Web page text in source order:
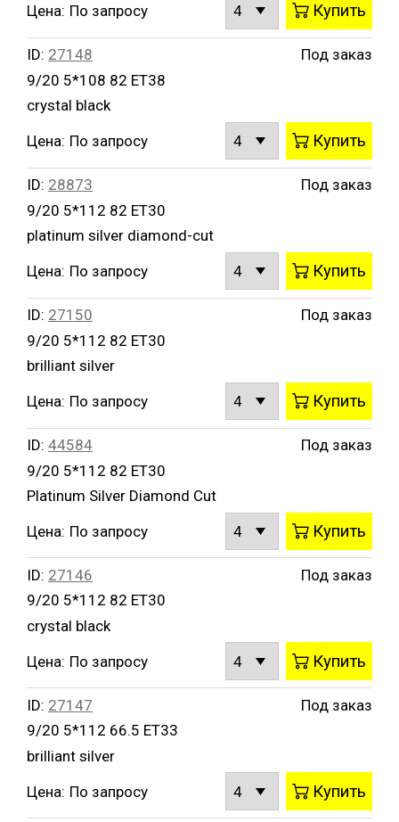
Цена: По запросу Купить
ID: 27148
9/20 5*108 82 ET38
crystal black
Под заказ
Цена: По запросу Купить
ID: 28873
9/20 5*112 82 ET30
platinum silver diamond-cut
Под заказ
Цена: По запросу Купить
ID: 27150
9/20 5*112 82 ET30
brilliant silver
Под заказ
Цена: По запросу Купить
ID: 44584
9/20 5*112 82 ET30
Platinum Silver Diamond Cut
Под заказ
Цена: По запросу Купить
ID: 27146
9/20 5*112 82 ET30
crystal black
Под заказ
Цена: По запросу Купить
ID: 27147
9/20 5*112 66.5 ET33
brilliant silver
Под заказ
Цена: По запросу Купить